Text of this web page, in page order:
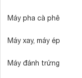
Máy pha cà phê
Máy xay, máy ép
Máy đánh trứng